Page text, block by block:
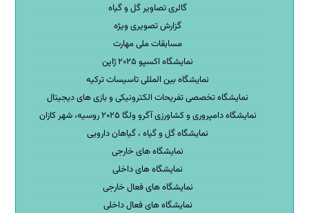
گالری تصاویر گل و گیاه
گزارش تصویری ویژه
مسابقات ملی مهارت
نمایشگاه اکسپو ۲۰۲۵ ژاپن
نمایشگاه بین المللی تاسیسات ترکیه
نمایشگاه تخصصی تفریحات الکترونیکی و بازی های دیجیتال
نمایشگاه دامپروری و کشاورزی آگرو ولگا ۲۰۲۵ روسیه، شهر کازان
نمایشگاه گل و گیاه ، گیاهان دارویی
نمایشگاه های خارجی
نمایشگاه های داخلی
نمایشگاه های فعال خارجی
نمایشگاه های فعال داخلی